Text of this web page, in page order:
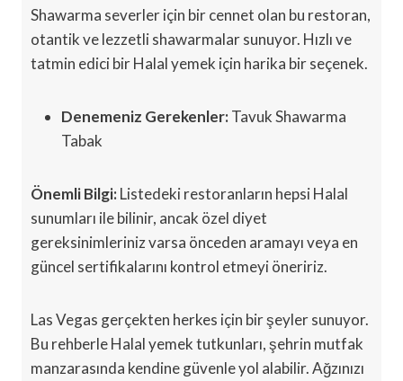
Shawarma severler için bir cennet olan bu restoran,
otantik ve lezzetli shawarmalar sunuyor. Hızlı ve
tatmin edici bir Halal yemek için harika bir seçenek.
Denemeniz Gerekenler:Tavuk Shawarma
Tabak
Önemli Bilgi:Listedeki restoranların hepsi Halal
sunumları ile bilinir, ancak özel diyet
gereksinimleriniz varsa önceden aramayı veya en
güncel sertifikalarını kontrol etmeyi öneririz.
Las Vegas gerçekten herkes için bir şeyler sunuyor.
Bu rehberle Halal yemek tutkunları, şehrin mutfak
manzarasında kendine güvenle yol alabilir. Ağzınızı